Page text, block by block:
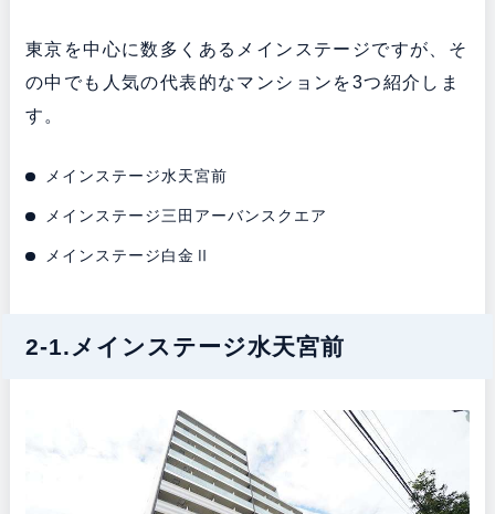
東京を中心に数多くあるメインステージですが、そ
の中でも人気の代表的なマンションを3つ紹介しま
す。
メインステージ水天宮前
メインステージ三田アーバンスクエア
メインステージ白金Ⅱ
2-1.メインステージ水天宮前